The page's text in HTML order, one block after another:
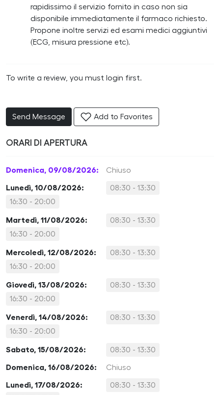
rapidissimo il servizio fornito in caso non sia
disponibile immediatamente il farmaco richiesto.
Propone inoltre servizi ed esami medici aggiuntivi
(ECG, misura pressione etc).
To write a review, you must login first.
Send Message Add to Favorites
ORARI DI APERTURA
Domenica, 09/08/2026: Chiuso
Lunedì, 10/08/2026:
08:30 - 13:30
16:30 - 20:00
Martedì, 11/08/2026:
08:30 - 13:30
16:30 - 20:00
Mercoledì, 12/08/2026:
08:30 - 13:30
16:30 - 20:00
Giovedì, 13/08/2026:
08:30 - 13:30
16:30 - 20:00
Venerdì, 14/08/2026:
08:30 - 13:30
16:30 - 20:00
Sabato, 15/08/2026: 08:30 - 13:30
Domenica, 16/08/2026: Chiuso
Lunedì, 17/08/2026:
08:30 - 13:30